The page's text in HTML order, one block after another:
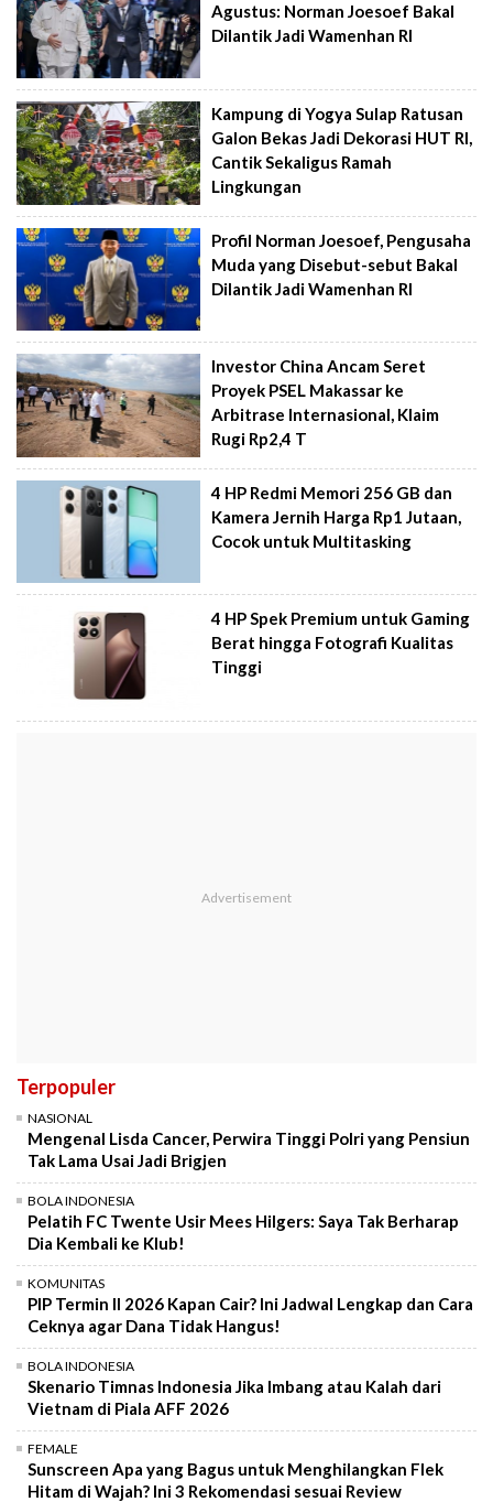
Agustus: Norman Joesoef Bakal
Dilantik Jadi Wamenhan RI
Kampung di Yogya Sulap Ratusan
Galon Bekas Jadi Dekorasi HUT RI,
Cantik Sekaligus Ramah
Lingkungan
Profil Norman Joesoef, Pengusaha
Muda yang Disebut-sebut Bakal
Dilantik Jadi Wamenhan RI
Investor China Ancam Seret
Proyek PSEL Makassar ke
Arbitrase Internasional, Klaim
Rugi Rp2,4 T
4 HP Redmi Memori 256 GB dan
Kamera Jernih Harga Rp1 Jutaan,
Cocok untuk Multitasking
4 HP Spek Premium untuk Gaming
Berat hingga Fotografi Kualitas
Tinggi
Terpopuler
NASIONAL
Mengenal Lisda Cancer, Perwira Tinggi Polri yang Pensiun
Tak Lama Usai Jadi Brigjen
BOLA INDONESIA
Pelatih FC Twente Usir Mees Hilgers: Saya Tak Berharap
Dia Kembali ke Klub!
KOMUNITAS
PIP Termin II 2026 Kapan Cair? Ini Jadwal Lengkap dan Cara
Ceknya agar Dana Tidak Hangus!
BOLA INDONESIA
Skenario Timnas Indonesia Jika Imbang atau Kalah dari
Vietnam di Piala AFF 2026
FEMALE
Sunscreen Apa yang Bagus untuk Menghilangkan Flek
Hitam di Wajah? Ini 3 Rekomendasi sesuai Review